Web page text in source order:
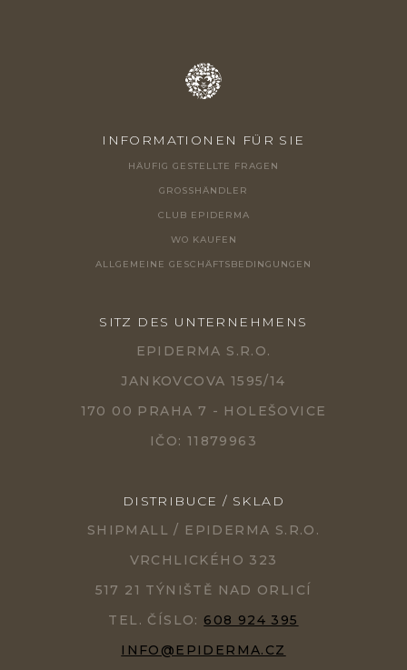
INFORMATIONEN FÜR SIE
HÄUFIG GESTELLTE FRAGEN
GROSSHÄNDLER
CLUB EPIDERMA
WO KAUFEN
ALLGEMEINE GESCHÄFTSBEDINGUNGEN
SITZ DES UNTERNEHMENS
EPIDERMA S.R.O.
JANKOVCOVA 1595/14
170 00 PRAHA 7 - HOLEŠOVICE
IČO: 11879963
DISTRIBUCE / SKLAD
SHIPMALL / EPIDERMA S.R.O.
VRCHLICKÉHO 323
517 21 TÝNIŠTĚ NAD ORLICÍ
TEL. ČÍSLO: 608 924 395
INFO@EPIDERMA.CZ